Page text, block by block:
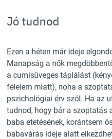
Jó tudnod
Ezen a héten már ideje
Manapság a nők
a cumisüveges táplálást
félelem miatt), noha a
pszichológiai érv szól. Ha az
tudnod, hogy bár a szoptatás
baba etetésének, korántsem
babavárás ideje alatt